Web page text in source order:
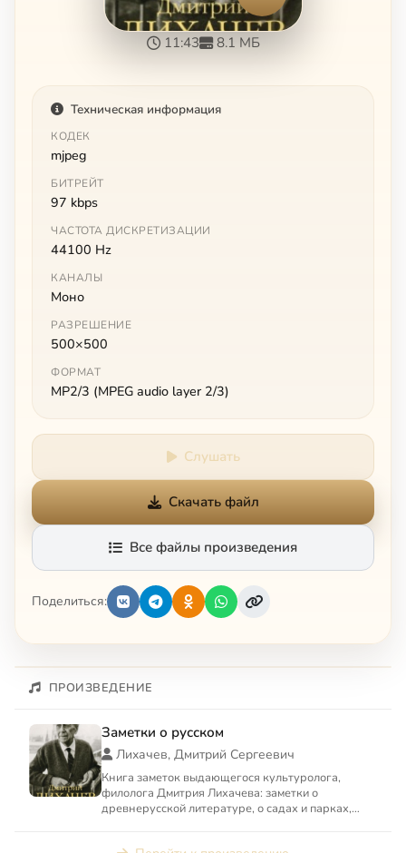
11:43 8.1 МБ
Техническая информация
КОДЕК
mjpeg
БИТРЕЙТ
97 kbps
ЧАСТОТА ДИСКРЕТИЗАЦИИ
44100 Hz
КАНАЛЫ
Моно
РАЗРЕШЕНИЕ
500×500
ФОРМАТ
MP2/3 (MPEG audio layer 2/3)
Слушать
Скачать файл
Все файлы произведения
Поделиться:
ПРОИЗВЕДЕНИЕ
Заметки о русском
Лихачев, Дмитрий Сергеевич
Книга заметок выдающегося культуролога,
филолога Дмитрия Лихачева: заметки о
древнерусской литературе, о садах и парках,